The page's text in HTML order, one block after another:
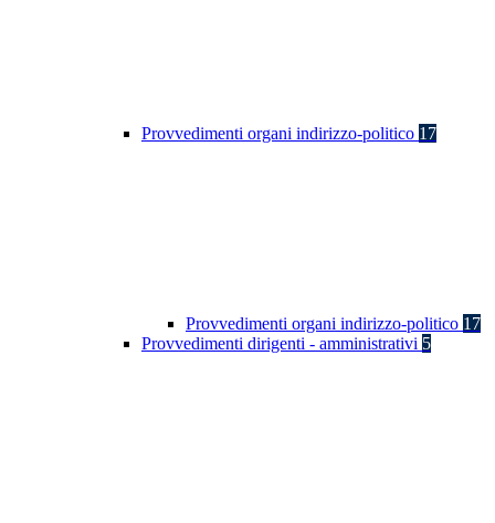
Provvedimenti organi indirizzo-politico 17
Provvedimenti organi indirizzo-politico 17
Provvedimenti dirigenti - amministrativi 5